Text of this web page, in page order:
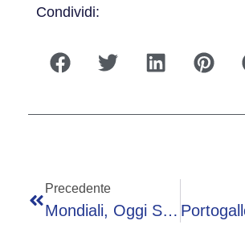
Condividi:
Precedente
Mondiali, Oggi Stati Uniti-Belgio – Diretta